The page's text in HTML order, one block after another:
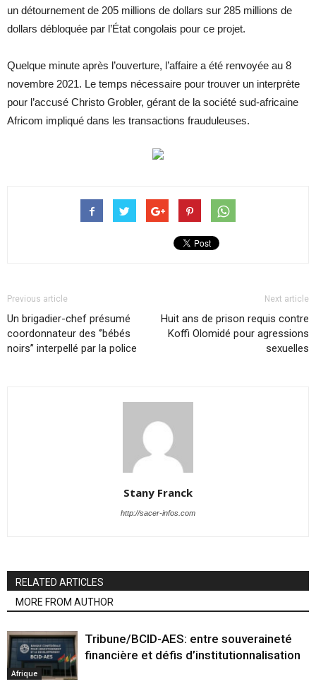
un détournement de 205 millions de dollars sur 285 millions de
dollars débloquée par l’État congolais pour ce projet.
Quelque minute après l’ouverture, l’affaire a été renvoyée au 8
novembre 2021. Le temps nécessaire pour trouver un interprète
pour l’accusé Christo Grobler, gérant de la société sud-africaine
Africom impliqué dans les transactions frauduleuses.
Previous article
Un brigadier-chef présumé
coordonnateur des ‘’bébés
noirs’’ interpellé par la police
Next article
Huit ans de prison requis contre
Koffi Olomidé pour agressions
sexuelles
Stany Franck
http://sacer-infos.com
RELATED ARTICLES
MORE FROM AUTHOR
Afrique
Tribune/BCID-AES: entre souveraineté
financière et défis d’institutionnalisation